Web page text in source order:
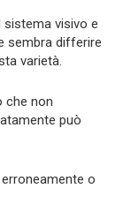
sistema visivo e
sembra differire
varietà.
che non
può
o